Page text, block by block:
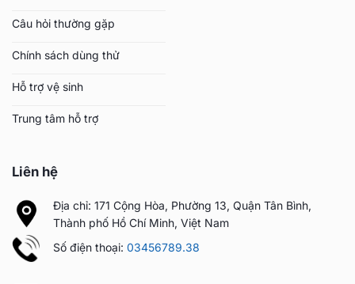
Câu hỏi thường gặp
Chính sách dùng thử
Hỗ trợ vệ sinh
Trung tâm hỗ trợ
Liên hệ
Địa chỉ: 171 Cộng Hòa, Phường 13, Quận Tân Bình,
Thành phố Hồ Chí Minh, Việt Nam
Số điện thoại: 03456789.38